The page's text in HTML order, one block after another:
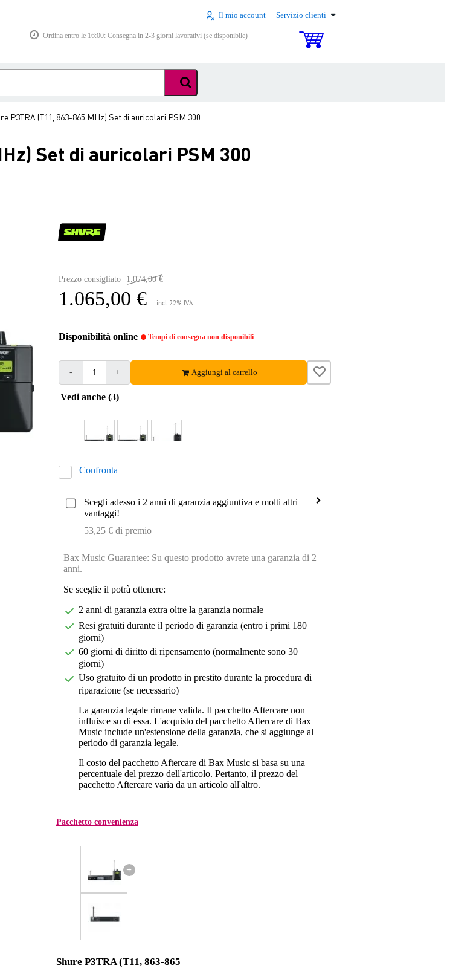
Il mio account Servizio clienti
Ordina entro le 16:00: Consegna in 2-3 giorni lavorativi (se disponibile)
P3TRA (T11, 863-865 MHz) Set di auricolari PSM 300
Set di auricolari PSM 300
Prezzo consigliato 1.074,00 €
1.065,00 € incl. 22% IVA
Disponibilità online Tempi di consegna non disponibili
- + Aggiungi al carrello
Vedi anche (3)
Confronta
Scegli adesso i 2 anni di garanzia aggiuntiva e molti altri
vantaggi!
53,25 € di premio
Bax Music Guarantee: Su questo prodotto avrete una garanzia di 2
anni.
Se sceglie il potrà ottenere:
2 anni di garanzia extra oltre la garanzia normale
Resi gratuiti durante il periodo di garanzia (entro i primi 180
giorni)
60 giorni di diritto di ripensamento (normalmente sono 30
giorni)
Uso gratuito di un prodotto in prestito durante la procedura di
riparazione (se necessario)
La garanzia legale rimane valida. Il pacchetto Aftercare non
influisce su di essa. L'acquisto del pacchetto Aftercare di Bax
Music include un'estensione della garanzia, che si aggiunge al
periodo di garanzia legale.
Il costo del pacchetto Aftercare di Bax Music si basa su una
percentuale del prezzo dell'articolo. Pertanto, il prezzo del
pacchetto Aftercare varia da un articolo all'altro.
Pacchetto convenienza
+
Shure P3TRA (T11, 863-865